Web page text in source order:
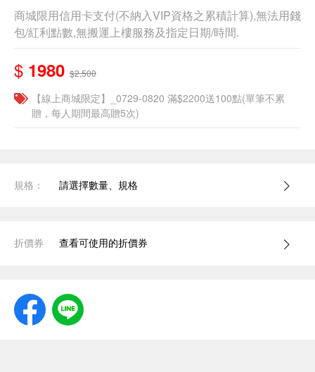
商城限用信用卡支付(不納入VIP資格之累積計算),無法用錢
包/紅利點數,無搬運上樓服務及指定日期/時間.
$ 1980 $2,500
【線上商城限定】_0729-0820 滿$2200送100點(單筆不累
贈，每人期間最高贈5次)
規格： 請選擇數量、規格
折價券 查看可使用的折價券